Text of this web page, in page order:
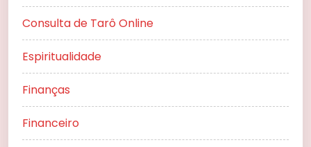
Consulta de Tarô Online
Espiritualidade
Finanças
Financeiro